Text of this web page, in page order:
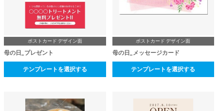
ポストカード デザイン面
母の日_プレゼント
テンプレートを選択する
ポストカード デザイン面
母の日_メッセージカード
テンプレートを選択する